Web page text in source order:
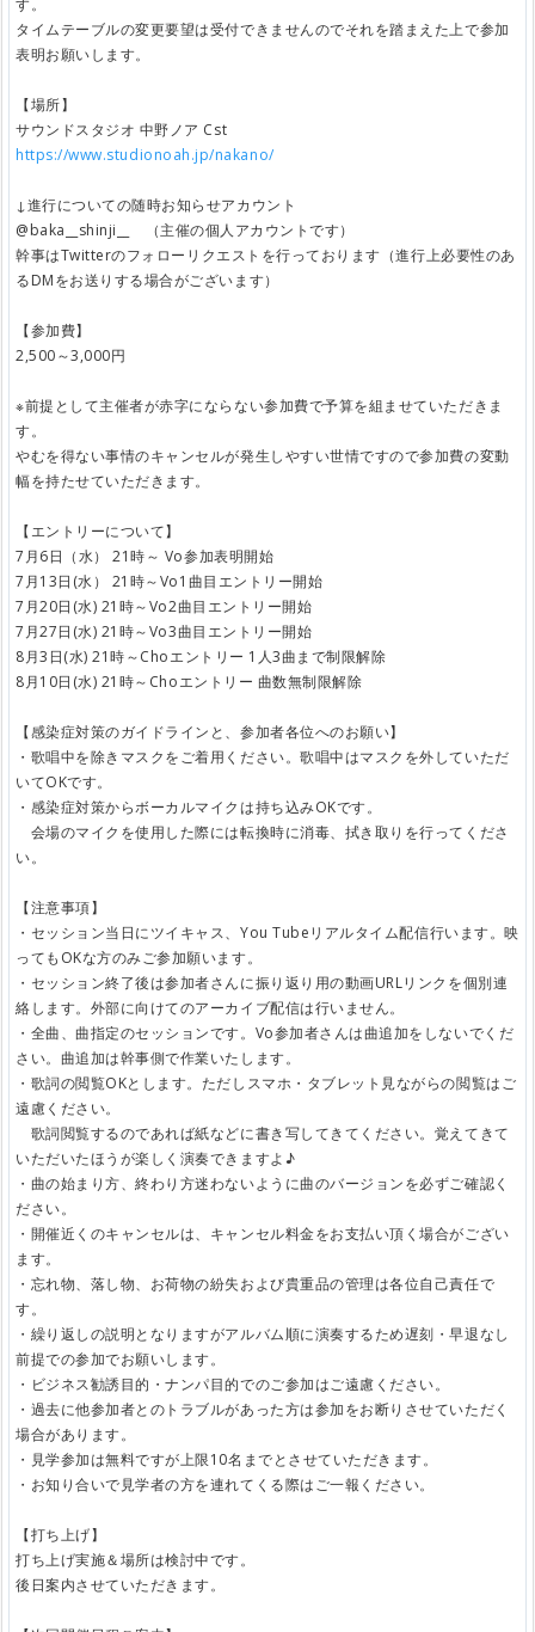
す。
タイムテーブルの変更要望は受付できませんのでそれを踏まえた上で参加
表明お願いします。
【場所】
サウンドスタジオ 中野ノア Cst
https://www.studionoah.jp/nakano/
↓進行についての随時お知らせアカウント
@baka__shinji__ （主催の個人アカウントです）
幹事はTwitterのフォローリクエストを行っております（進行上必要性のあ
るDMをお送りする場合がございます）
【参加費】
2,500～3,000円
※前提として主催者が赤字にならない参加費で予算を組ませていただきま
す。
やむを得ない事情のキャンセルが発生しやすい世情ですので参加費の変動
幅を持たせていただきます。
【エントリーについて】
7月6日（水） 21時～ Vo参加表明開始
7月13日(水） 21時～Vo1曲目エントリー開始
7月20日(水) 21時～Vo2曲目エントリー開始
7月27日(水) 21時～Vo3曲目エントリー開始
8月3日(水) 21時～Choエントリー 1人3曲まで制限解除
8月10日(水) 21時～Choエントリー 曲数無制限解除
【感染症対策のガイドラインと、参加者各位へのお願い】
・歌唱中を除きマスクをご着用ください。歌唱中はマスクを外していただ
いてOKです。
・感染症対策からボーカルマイクは持ち込みOKです。
会場のマイクを使用した際には転換時に消毒、拭き取りを行ってくださ
い。
【注意事項】
・セッション当日にツイキャス、You Tubeリアルタイム配信行います。映
ってもOKな方のみご参加願います。
・セッション終了後は参加者さんに振り返り用の動画URLリンクを個別連
絡します。外部に向けてのアーカイブ配信は行いません。
・全曲、曲指定のセッションです。Vo参加者さんは曲追加をしないでくだ
さい。曲追加は幹事側で作業いたします。
・歌詞の閲覧OKとします。ただしスマホ・タブレット見ながらの閲覧はご
遠慮ください。
歌詞閲覧するのであれば紙などに書き写してきてください。覚えてきて
いただいたほうが楽しく演奏できますよ♪
・曲の始まり方、終わり方迷わないように曲のバージョンを必ずご確認く
ださい。
・開催近くのキャンセルは、キャンセル料金をお支払い頂く場合がござい
ます。
・忘れ物、落し物、お荷物の紛失および貴重品の管理は各位自己責任で
す。
・繰り返しの説明となりますがアルバム順に演奏するため遅刻・早退なし
前提での参加でお願いします。
・ビジネス勧誘目的・ナンパ目的でのご参加はご遠慮ください。
・過去に他参加者とのトラブルがあった方は参加をお断りさせていただく
場合があります。
・見学参加は無料ですが上限10名までとさせていただきます。
・お知り合いで見学者の方を連れてくる際はご一報ください。
【打ち上げ】
打ち上げ実施＆場所は検討中です。
後日案内させていただきます。